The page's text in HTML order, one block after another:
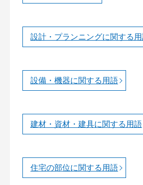
設計・プランニングに関する
設備・機器に関する用語
建材・資材・建具に関する用語
住宅の部位に関する用語